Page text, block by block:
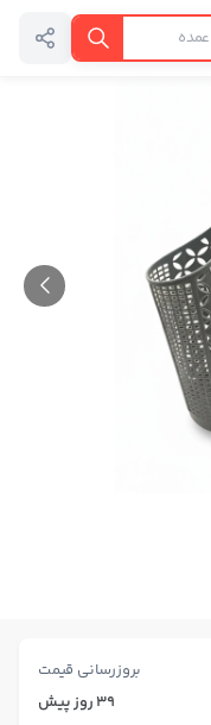
جستجو
بروزرسانی قیمت
39 روز پیش